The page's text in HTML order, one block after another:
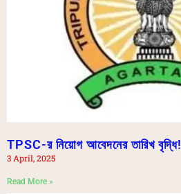
TPSC-র নিয়োগ আবেদনের তারিখ বৃদ্ধি!
3 April, 2025
Read More »